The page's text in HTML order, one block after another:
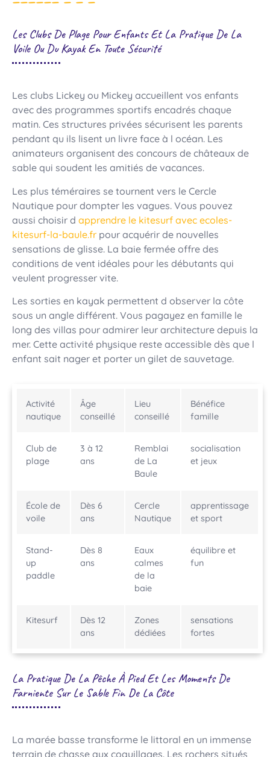
Les Clubs De Plage Pour Enfants Et La Pratique De La
Voile Ou Du Kayak En Toute Sécurité
Les clubs Lickey ou Mickey accueillent vos enfants
avec des programmes sportifs encadrés chaque
matin. Ces structures privées sécurisent les parents
pendant qu ils lisent un livre face à l océan. Les
animateurs organisent des concours de châteaux de
sable qui soudent les amitiés de vacances.
Les plus téméraires se tournent vers le Cercle
Nautique pour dompter les vagues. Vous pouvez
aussi choisir d apprendre le kitesurf avec ecoles-
kitesurf-la-baule.fr pour acquérir de nouvelles
sensations de glisse. La baie fermée offre des
conditions de vent idéales pour les débutants qui
veulent progresser vite.
Les sorties en kayak permettent d observer la côte
sous un angle différent. Vous pagayez en famille le
long des villas pour admirer leur architecture depuis la
mer. Cette activité physique reste accessible dès que l
enfant sait nager et porter un gilet de sauvetage.
Activité
nautique
Âge
conseillé
Lieu
conseillé
Bénéfice
famille
Club de
plage
3 à 12
ans
Remblai
de La
Baule
socialisation
et jeux
École de
voile
Dès 6
ans
Cercle
Nautique
apprentissage
et sport
Stand-
up
paddle
Dès 8
ans
Eaux
calmes
de la
baie
équilibre et
fun
Kitesurf
Dès 12
ans
Zones
dédiées
sensations
fortes
La Pratique De La Pêche À Pied Et Les Moments De
Farniente Sur Le Sable Fin De La Côte
La marée basse transforme le littoral en un immense
terrain de chasse aux coquillages. Les rochers situés